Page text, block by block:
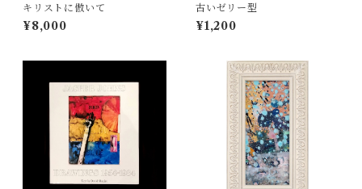
キリストに倣いて
¥8,000
古いゼリー型
¥1,200